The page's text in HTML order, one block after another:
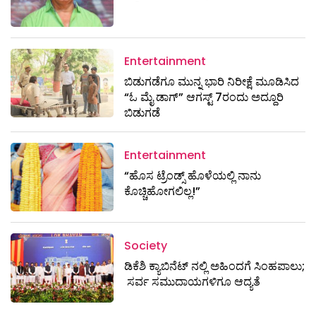
Entertainment
ಬಿಡುಗಡೆಗೂ ಮುನ್ನ ಭಾರಿ ನಿರೀಕ್ಷೆ ಮೂಡಿಸಿದ
“ಓ ಮೈ ಡಾಗ್” ಆಗಸ್ಟ್ 7ರಂದು ಅದ್ದೂರಿ
ಬಿಡುಗಡೆ
Entertainment
“ಹೊಸ ಟ್ರೆಂಡ್ಸ್ ಹೊಳೆಯಲ್ಲಿ ನಾನು
ಕೊಚ್ಚಿಹೋಗಲಿಲ್ಲ!”
Society
ಡಿಕೆಶಿ ಕ್ಯಾಬಿನೆಟ್​​​ ನಲ್ಲಿ ಅಹಿಂದಗೆ ಸಿಂಹಪಾಲು;
ಸರ್ವ ಸಮುದಾಯಗಳಿಗೂ ಆದ್ಯತೆ